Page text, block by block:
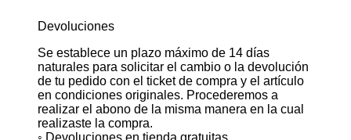
Devoluciones
Se establece un plazo máximo de 14 días
naturales para solicitar el cambio o la devolución
de tu pedido con el ticket de compra y el artículo
en condiciones originales. Procederemos a
realizar el abono de la misma manera en la cual
realizaste la compra.
◦ Devoluciones en tienda gratuitas